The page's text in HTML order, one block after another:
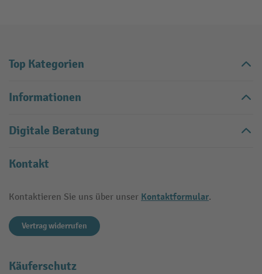
Top Kategorien
Informationen
Digitale Beratung
Kontakt
Kontaktieren Sie uns über unser Kontaktformular.
Vertrag widerrufen
Käuferschutz